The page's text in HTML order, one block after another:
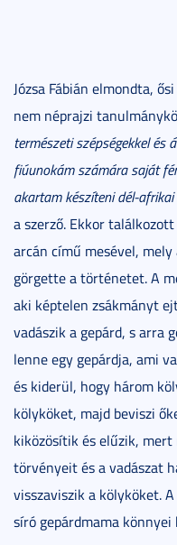
Józsa Fábián elmondta,
nem néprajzi
természeti szépségekkel és
fiúunokám számára saját
akartam készíteni dél-
a szerző. Ekkor
arcán című mesével,
görgette a történetet. A
aki képtelen zsákmányt
vadászik a gepárd, s arra
lenne egy gepárdja, ami
és kiderül, hogy három
kölyköket, majd beviszi
kiközösítik és elűzik,
törvényeit és a vadászat
visszaviszik a kölyköket.
síró gepárdmama